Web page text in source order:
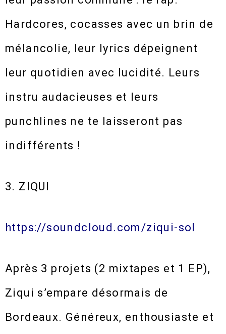
Hardcores, cocasses avec un brin de
mélancolie, leur lyrics dépeignent
leur quotidien avec lucidité. Leurs
instru audacieuses et leurs
punchlines ne te laisseront pas
indifférents !
3. ZIQUI
https://soundcloud.com/ziqui-sol
Après 3 projets (2 mixtapes et 1 EP),
Ziqui s’empare désormais de
Bordeaux. Généreux, enthousiaste et